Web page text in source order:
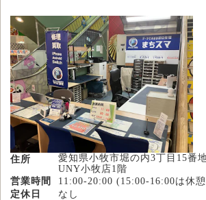
住所
愛知県小牧市堀の内3丁目15番
UNY小牧店1階
営業時間
11:00-20:00 (15:00-16:00は休
定休日
なし